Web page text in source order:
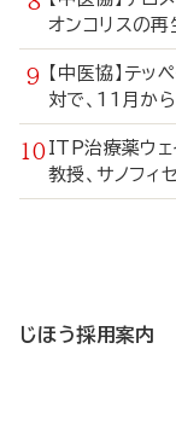
オンコリスの
【中医協】テ
対で、11月から
ITP治療薬ウ
教授、サノフィ
じほう採用案内